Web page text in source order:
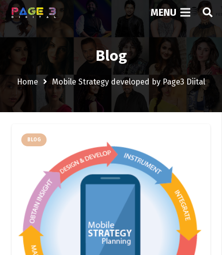
MENU
Blog
Home Mobile Strategy developed by Page3 Diital
BLOG